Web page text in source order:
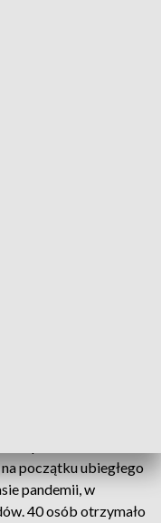
początku ubiegłego
pandemii, w
40 osób otrzymało